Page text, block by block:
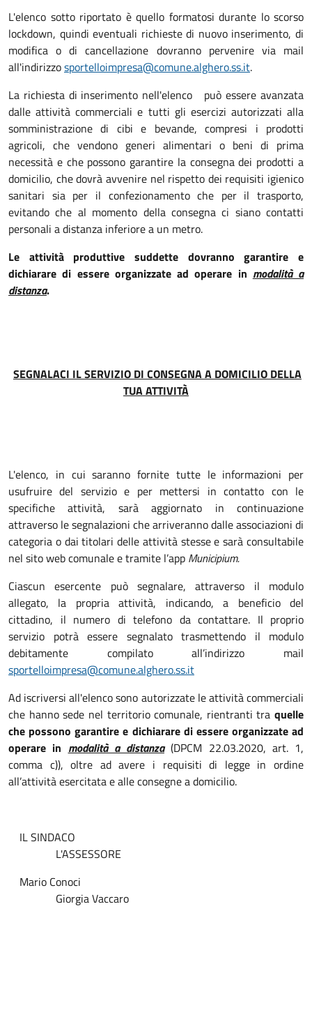
L'elenco sotto riportato è quello formatosi durante lo scorso
lockdown, quindi eventuali richieste di nuovo inserimento, di
modifica o di cancellazione dovranno pervenire via mail
all'indirizzosportelloimpresa@comune.alghero.ss.it.
La richiesta di inserimento nell'elenco può essere avanzata
dalle attività commerciali e tutti gli esercizi autorizzati alla
somministrazione di cibi e bevande, compresi i prodotti
agricoli, che vendono generi alimentari o beni di prima
necessità e che possono garantire la consegna dei prodotti a
domicilio, che dovrà avvenire nel rispetto dei requisiti igienico
sanitari sia per il confezionamento che per il trasporto,
evitando che al momento della consegna ci siano contatti
personali a distanza inferiore a un metro.
Le attività produttive suddette dovranno garantire e
dichiarare di essere organizzate ad operare in modalità a
distanza.
SEGNALACI IL SERVIZIO DI CONSEGNA A DOMICILIO DELLA
TUA ATTIVITÀ
L'elenco, in cui saranno fornite tutte le informazioni per
usufruire del servizio e per mettersi in contatto con le
specifiche attività, sarà aggiornato in continuazione
attraverso le segnalazioni che arriveranno dalle associazioni di
categoria o dai titolari delle attività stesse e sarà consultabile
nel sito web comunale e tramite l’app Municipium.
Ciascun esercente può segnalare, attraverso il modulo
allegato, la propria attività, indicando, a beneficio del
cittadino, il numero di telefono da contattare. Il proprio
servizio potrà essere segnalato trasmettendo il modulo
debitamente compilato all’indirizzo mail
sportelloimpresa@comune.alghero.ss.it
Ad iscriversi all'elenco sono autorizzate le attività commerciali
che hanno sede nel territorio comunale, rientranti tra quelle
che possono garantire e dichiarare di essere organizzate ad
operare in modalità a distanza(DPCM 22.03.2020, art. 1,
comma c)), oltre ad avere i requisiti di legge in ordine
all’attività esercitata e alle consegne a domicilio.
IL SINDACO
L'ASSESSORE
Mario Conoci
Giorgia Vaccaro